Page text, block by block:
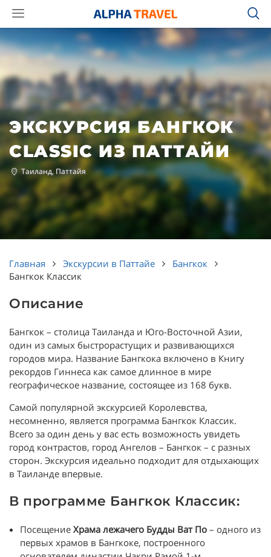
ЭКСКУРСИЯ БАНГКОК
CLASSIC ИЗ ПАТТАЙИ
Таиланд, Паттайя
Главная Экскурсии в Паттайе
Бангкок
Бангкок Классик
Описание
Бангкок – столица Таиланда и Юго-Восточной Азии,
один из самых быстрорастущих и развивающихся
городов мира. Название Бангкока включено в Книгу
рекордов Гиннеса как самое длинное в мире
географическое название, состоящее из 168 букв.
Самой популярной экскурсией Королевства,
несомненно, является программа Бангкок Классик.
Всего за один день у вас есть возможность увидеть
город контрастов, город Ангелов – Бангкок – с разных
сторон. Экскурсия идеально подходит для отдыхающих
в Таиланде впервые.
В программе Бангкок Классик:
Посещение Храма лежачего Будды Ват По – одного из
первых храмов в Бангкоке, построенного